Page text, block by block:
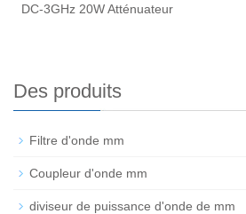
DC-3GHz 20W Atténuateur
Des produits
Filtre d'onde mm
Coupleur d'onde mm
diviseur de puissance d'onde de mm